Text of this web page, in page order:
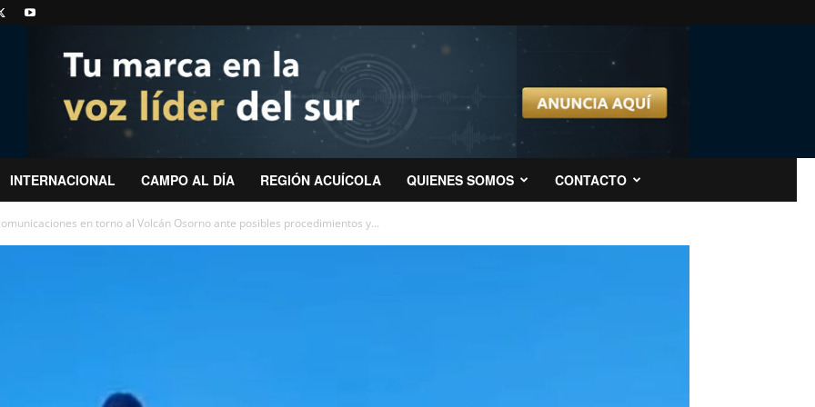
INTERNACIONAL CAMPO AL DÍA REGIÓN ACUÍCOLA QUIENES SOMOS CONTACTO
en torno al Volcán Osorno ante posibles procedimientos y...